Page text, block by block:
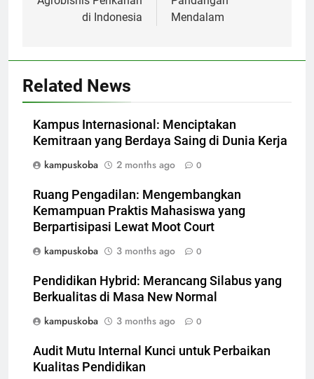
di Indonesia
Mendalam
Related News
Kampus Internasional: Menciptakan
Kemitraan yang Berdaya Saing di Dunia Kerja
kampuskoba
2 months ago 0
Ruang Pengadilan: Mengembangkan
Kemampuan Praktis Mahasiswa yang
Berpartisipasi Lewat Moot Court
kampuskoba
3 months ago 0
Pendidikan Hybrid: Merancang Silabus yang
Berkualitas di Masa New Normal
kampuskoba
3 months ago 0
Audit Mutu Internal Kunci untuk Perbaikan
Kualitas Pendidikan